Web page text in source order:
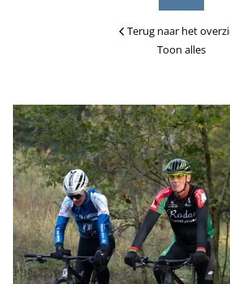
Terug naar het
Toon alles